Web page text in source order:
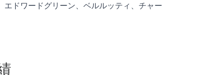
ドワードグリーン、ベルルッティ、チャー